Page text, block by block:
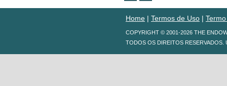
Home | Termos de Uso |
COPYRIGHT © 2001-2026 THE
TODOS OS DIREITOS